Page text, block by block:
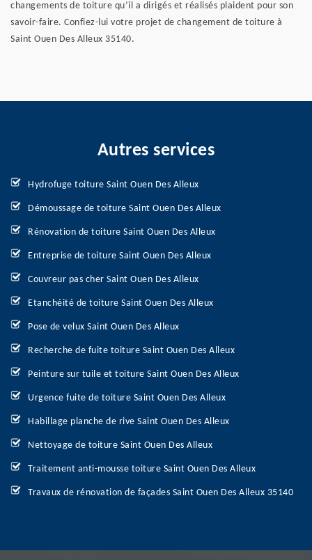
changements de toiture qu’il a dirigés et réalisés plaident pour son
savoir-faire. Confiez-lui votre projet de changement de toiture à
Saint Ouen Des Alleux 35140.
Autres services
Hydrofuge toiture Saint Ouen Des Alleux
Démoussage de toiture Saint Ouen Des Alleux
Rénovation de toiture Saint Ouen Des Alleux
Entreprise de toiture Saint Ouen Des Alleux
Couvreur pas cher Saint Ouen Des Alleux
Etanchéité de toiture Saint Ouen Des Alleux
Pose de velux Saint Ouen Des Alleux
Recherche de fuite toiture Saint Ouen Des Alleux
Peinture sur tuile et toiture Saint Ouen Des Alleux
Urgence fuite de toiture Saint Ouen Des Alleux
Habillage planche de rive Saint Ouen Des Alleux
Nettoyage de toiture Saint Ouen Des Alleux
Traitement anti-mousse toiture Saint Ouen Des Alleux
Travaux de rénovation de façades Saint Ouen Des Alleux 35140